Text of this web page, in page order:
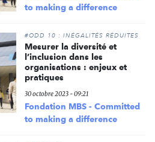
to making a difference
#ODD 10 : INÉGALITÉS RÉDUITES
Mesurer la diversité et
l’inclusion dans les
organisations : enjeux et
pratiques
30 octobre 2023 - 09:21
Fondation MBS - Committed
to making a difference